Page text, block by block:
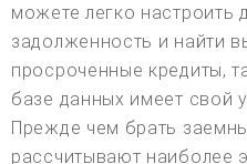
можете легко настроить
задолженность и найти
просроченные кредиты,
базе данных имеет свой
Прежде чем брать
рассчитывают наиболее